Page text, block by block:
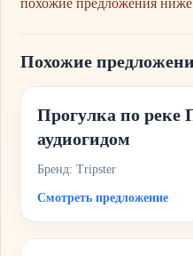
похожие предложения
Похожие
Прогулка по реке
аудиогидом
Бренд: Tripster
Смотреть предложение